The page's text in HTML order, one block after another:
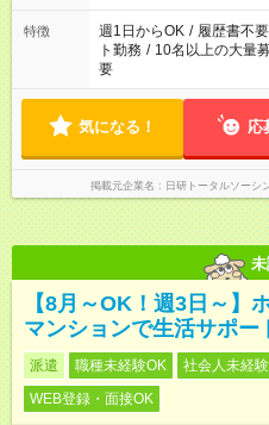
特徴 週1日からOK / 履歴書不要
ト勤務 / 10名以上の大量
要
気になる！ 応
掲載元企業名 日研トータルソー
【8月～OK！週3日～】
マンションで生活サポー
派遣 職種未経験OK 社会人未経
WEB登録・面接OK